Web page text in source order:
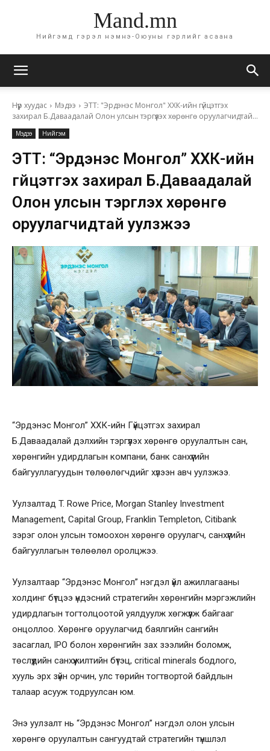
Mand.mn
Нийгэмд гэрэл нэмнэ-Оюуны гэрлийг асаана
Нүүр хуудас Мэдээ
ЭТТ: "Эрдэнэс Монгол" ХХК-ийн гүйцэтгэх
захирал Б.Даваадалай Олон улсын тэргүүлэх хөрөнгө оруулагчидтай...
Мэдээ Нийгэм
ЭТТ: “Эрдэнэс Монгол” ХХК-ийн
гүйцэтгэх захирал Б.Даваадалай
Олон улсын тэргүүлэх хөрөнгө
оруулагчидтай уулзжээ
“Эрдэнэс Монгол” ХХК-ийн Гүйцэтгэх захирал
Б.Даваадалай дэлхийн тэргүүлэх хөрөнгө оруулалтын сан,
хөрөнгийн удирдлагын компани, банк санхүүгийн
байгууллагуудын төлөөлөгчдийг хүлээн авч уулзжээ.
Уулзалтад T. Rowe Price, Morgan Stanley Investment
Management, Capital Group, Franklin Templeton, Citibank
зэрэг олон улсын томоохон хөрөнгө оруулагч, санхүүгийн
байгууллагын төлөөлөл оролцжээ.
Уулзалтаар “Эрдэнэс Монгол” нэгдэл үйл ажиллагааны
холдинг бүтцээ үндэсний стратегийн хөрөнгийн мэргэжлийн
удирдлагын тогтолцоотой уялдуулж хөгжүүлж байгааг
онцоллоо. Хөрөнгө оруулагчид баялгийн сангийн
засаглал, IPO болон хөрөнгийн зах зээлийн боломж,
төслүүдийн санхүүжилтийн бүтэц, critical minerals бодлого,
хууль эрх зүйн орчин, улс төрийн тогтвортой байдлын
талаар асууж тодруулсан юм.
Энэ уулзалт нь “Эрдэнэс Монгол” нэгдэл олон улсын
хөрөнгө оруулалтын сангуудтай стратегийн түншлэл